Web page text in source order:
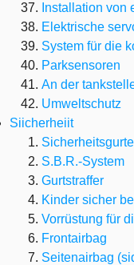
Installation von
Elektrische
System für die
Parksensoren
An der
Umweltschutz
Siicherheiit
Sicherheitsgurte
S.B.R.-System
Gurtstraffer
Kinder sicher
Vorrüstung für
Frontairbag
Seitenairbag